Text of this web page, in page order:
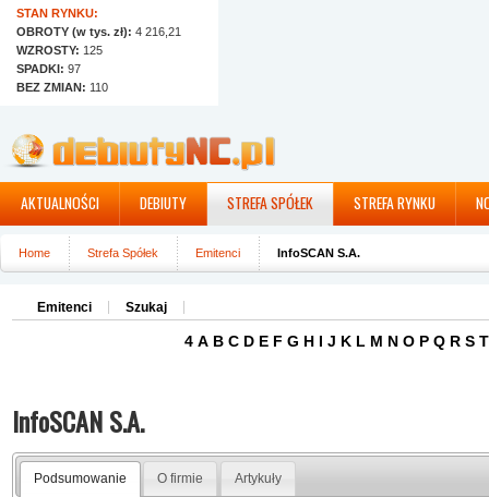
STAN RYNKU:
OBROTY (w tys. zł): 4 216,21
WZROSTY: 125
SPADKI: 97
BEZ ZMIAN: 110
AKTUALNOŚCI DEBIUTY STREFA SPÓŁEK STREFA RYNKU
Home Strefa Spółek Emitenci InfoSCAN S.A.
Emitenci Szukaj
4 A B C D E F G H I J K L M N O P Q R S T
InfoSCAN S.A.
Podsumowanie O firmie
Artykuły